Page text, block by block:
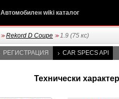
Автомобилен wiki каталог
>> Rekord D Coupe >> 1.9 (75 кс)
РЕГИСТРАЦИЯ CAR SPECS API
Технически